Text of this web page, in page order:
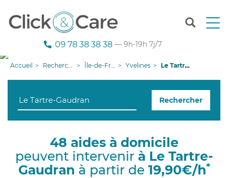
T
n
g
i
09 78 38 38 38 — 9h-19h 7j/7
Accueil Recherche aide à domicile Île-de-France Yvelines Le Tartre-Gaudran
Rechercher
48 aides à domicile
peuvent intervenir à Le Tartre-
Gaudran à partir de 19,90€/h*